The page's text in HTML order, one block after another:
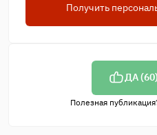
Получить
ДА (60)
Полезная